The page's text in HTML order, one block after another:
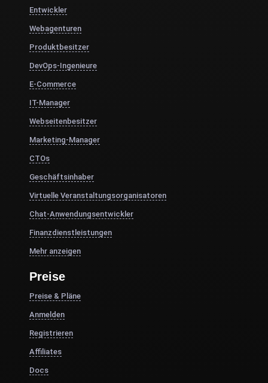
Entwickler
Webagenturen
Produktbesitzer
DevOps-Ingenieure
E-Commerce
IT-Manager
Webseitenbesitzer
Marketing-Manager
CTOs
Geschäftsinhaber
Virtuelle Veranstaltungsorganisatoren
Chat-Anwendungsentwickler
Finanzdienstleistungen
Mehr anzeigen
Preise
Preise & Pläne
Anmelden
Registrieren
Affiliates
Docs